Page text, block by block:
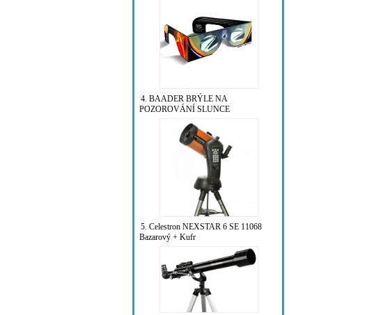
4. BAADER BRÝLE NA
POZOROVÁNÍ SLUNCE
5. Celestron NEXSTAR 6 SE 11068
Bazarový + Kufr